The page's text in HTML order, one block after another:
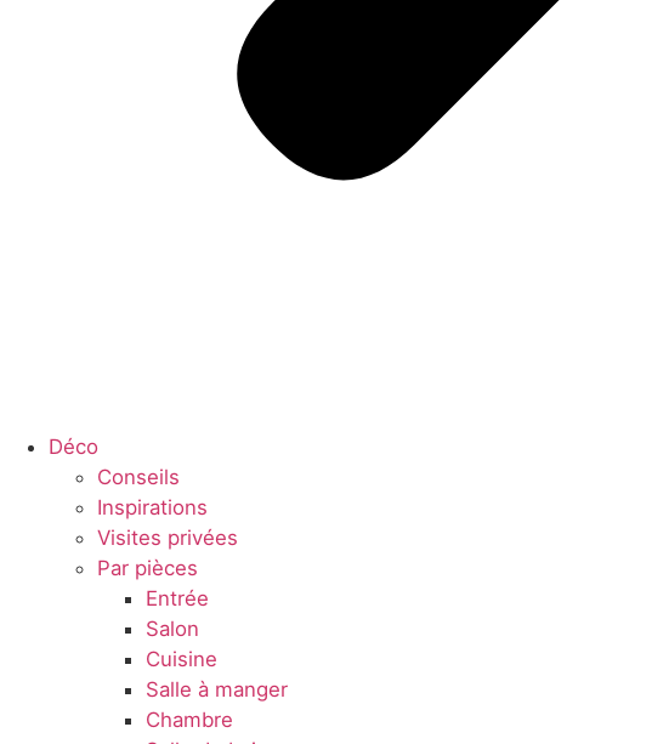
Déco
Conseils
Inspirations
Visites privées
Par pièces
Entrée
Salon
Cuisine
Salle à manger
Chambre